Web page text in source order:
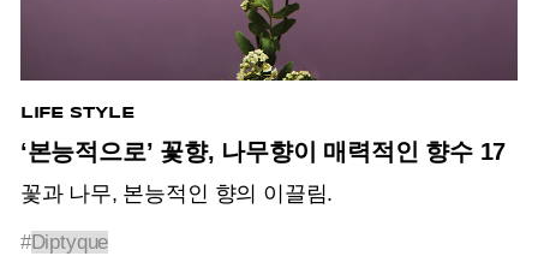
LIFE STYLE
‘본능적으로’ 꽃향, 나무향이 매력적인 향수 17
꽃과 나무, 본능적인 향의 이끌림.
#Diptyque